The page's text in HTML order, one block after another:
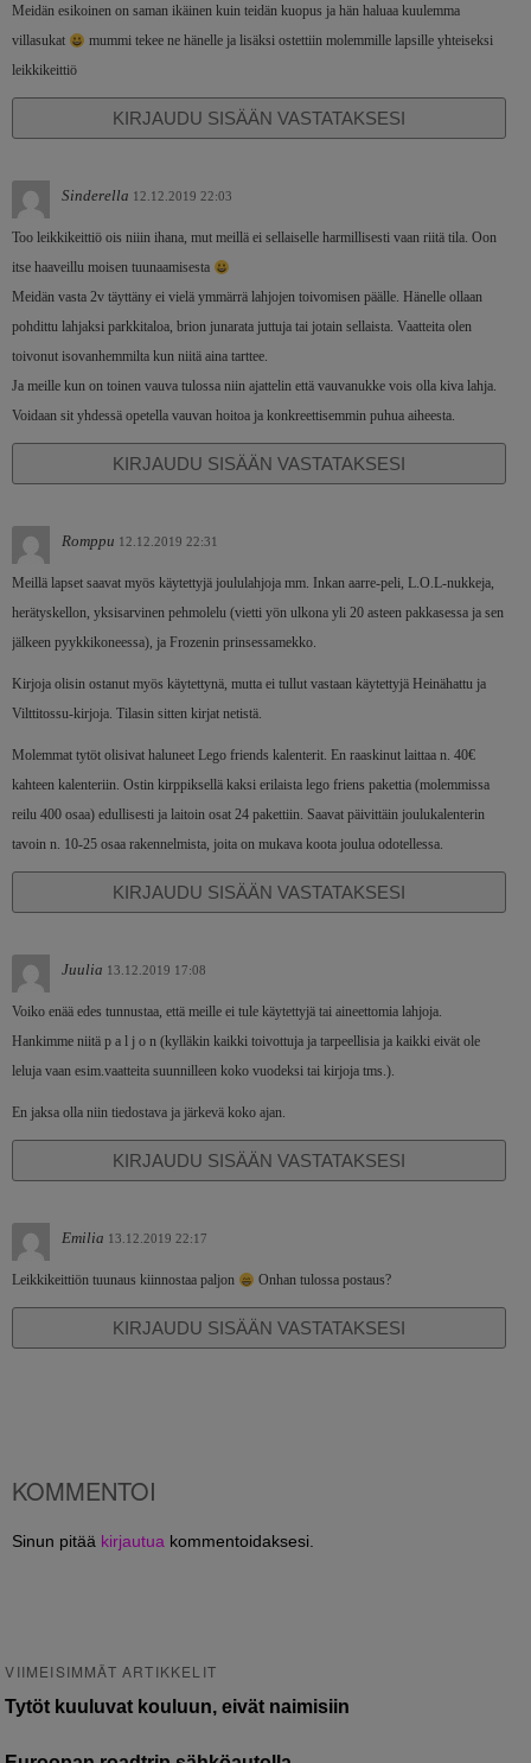
Meidän esikoinen on saman ikäinen kuin teidän kuopus ja hän haluaa kuulemma
villasukat
mummi tekee ne hänelle ja lisäksi ostettiin molemmille lapsille yhteiseksi
leikkikeittiö
KIRJAUDU SISÄÄN VASTATAKSESI
Sinderella 12.12.2019 22:03
Too leikkikeittiö ois niiin ihana, mut meillä ei sellaiselle harmillisesti vaan riitä tila. Oon
itse haaveillu moisen tuunaamisesta
Meidän vasta 2v täyttäny ei vielä ymmärrä lahjojen toivomisen päälle. Hänelle ollaan
pohdittu lahjaksi parkkitaloa, brion junarata juttuja tai jotain sellaista. Vaatteita olen
toivonut isovanhemmilta kun niitä aina tarttee.
Ja meille kun on toinen vauva tulossa niin ajattelin että vauvanukke vois olla kiva lahja.
Voidaan sit yhdessä opetella vauvan hoitoa ja konkreettisemmin puhua aiheesta.
KIRJAUDU SISÄÄN VASTATAKSESI
Romppu 12.12.2019 22:31
Meillä lapset saavat myös käytettyjä joululahjoja mm. Inkan aarre-peli, L.O.L-nukkeja,
herätyskellon, yksisarvinen pehmolelu (vietti yön ulkona yli 20 asteen pakkasessa ja sen
jälkeen pyykkikoneessa), ja Frozenin prinsessamekko.
Kirjoja olisin ostanut myös käytettynä, mutta ei tullut vastaan käytettyjä Heinähattu ja
Vilttitossu-kirjoja. Tilasin sitten kirjat netistä.
Molemmat tytöt olisivat haluneet Lego friends kalenterit. En raaskinut laittaa n. 40€
kahteen kalenteriin. Ostin kirppiksellä kaksi erilaista lego friens pakettia (molemmissa
reilu 400 osaa) edullisesti ja laitoin osat 24 pakettiin. Saavat päivittäin joulukalenterin
tavoin n. 10-25 osaa rakennelmista, joita on mukava koota joulua odotellessa.
KIRJAUDU SISÄÄN VASTATAKSESI
Juulia 13.12.2019 17:08
Voiko enää edes tunnustaa, että meille ei tule käytettyjä tai aineettomia lahjoja.
Hankimme niitä p a l j o n (kylläkin kaikki toivottuja ja tarpeellisia ja kaikki eivät ole
leluja vaan esim.vaatteita suunnilleen koko vuodeksi tai kirjoja tms.).
En jaksa olla niin tiedostava ja järkevä koko ajan.
KIRJAUDU SISÄÄN VASTATAKSESI
Emilia 13.12.2019 22:17
Leikkikeittiön tuunaus kiinnostaa paljon Onhan tulossa postaus?
KIRJAUDU SISÄÄN VASTATAKSESI
KOMMENTOI
Sinun pitää kirjautua kommentoidaksesi.
VIIMEISIMMÄT ARTIKKELIT
Tytöt kuuluvat kouluun, eivät naimisiin